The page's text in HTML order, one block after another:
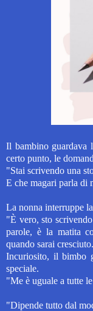
Il bambino guardava
certo punto, le
"Stai scrivendo una
E che magari parla di
La nonna interruppe
"È vero, sto
parole, è la matita
quando sarai
Incuriosito, il bimbo
speciale.
"Me è uguale a tutte
"Dipende tutto dal